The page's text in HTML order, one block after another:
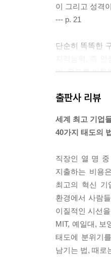
이 그리고 성격
--- p. 21
단순히 똑똑한
며, 목표를 이루
보다 중요하고,
웠을 때 사람들
모든 동료를 똑
릿속에서 아예
기꺼이 도움을
--- p. 84
오늘날 프로의
지 않기 위해
출판사 리뷰
세계 최고 기업
40가지 태도의
직장인 열 명
지출하는 비용
최고의 혁신 기
환경에서 사람
이질적인 시선
MIT, 예일대, 보
태도에 분위기
남기는 법, 때로